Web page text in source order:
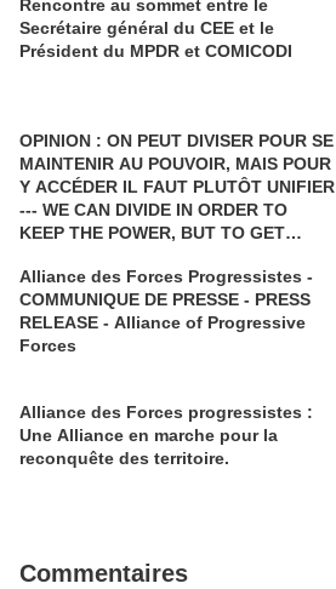
Rencontre au sommet entre le
Secrétaire général du CEE et le
Président du MPDR et COMICODI
OPINION : ON PEUT DIVISER POUR SE
MAINTENIR AU POUVOIR, MAIS POUR
Y ACCÉDER IL FAUT PLUTÔT UNIFIER
--- WE CAN DIVIDE IN ORDER TO
KEEP THE POWER, BUT TO GET
Alliance des Forces Progressistes -
COMMUNIQUE DE PRESSE - PRESS
RELEASE - Alliance of Progressive
Forces
Alliance des Forces progressistes :
Une Alliance en marche pour la
reconquête des territoire.
Commentaires